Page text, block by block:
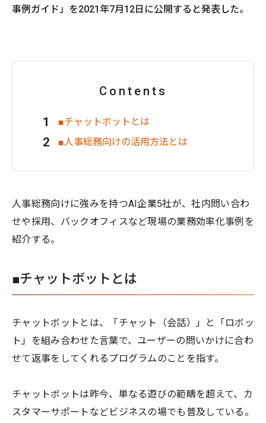
事例ガイド」を2021年7月12日に公開すると発表した。
Contents
■チャットボットとは
■人事総務向けの活用方法とは
人事総務向けに強みを持つAI企業5社が、社内問い合わ
せや採用、バックオフィスなど現場の業務効率化事例を
紹介する。
■チャットボットとは
チャットボットとは、「チャット（会話）」と「ロボッ
ト」を組み合わせた言葉で、ユーザーの問いかけに合わ
せて返事をしてくれるプログラムのことを指す。
チャットボットは昨今、単なる遊びの範疇を超えて、カ
スタマーサポートなどビジネスの場でも普及している。